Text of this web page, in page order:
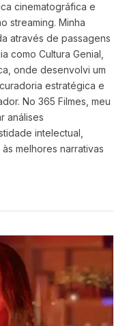
cinematográfica e
streaming. Minha
através de passagens
como Cultura Genial,
onde desenvolvi um
estratégica e
No 365 Filmes, meu
análises
intelectual,
melhores narrativas